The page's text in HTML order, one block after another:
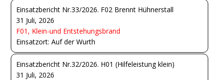
Einsatzbericht Nr.33/2026. F02 Brennt Hühnerstall
31 Juli, 2026
F01, Klein-und Entstehungsbrand
Einsatzort: Auf der Wurth
Einsatzbericht Nr.32/2026. H01 (Hilfeleistung klein)
31 Juli, 2026